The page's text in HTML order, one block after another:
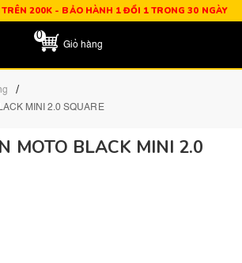
200K - BẢO HÀNH 1 ĐỔI 1 TRONG 30 NGÀY
0
Giỏ hàng
/
MINI 2.0 SQUARE
MOTO BLACK MINI 2.0